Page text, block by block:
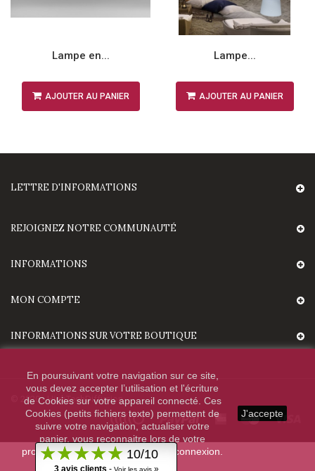
Lampe en...
AJOUTER AU PANIER
Lampe...
AJOUTER AU PANIER
LETTRE D'INFORMATIONS
REJOIGNEZ NOTRE COMMUNAUTÉ
INFORMATIONS
MON COMPTE
INFORMATIONS SUR VOTRE BOUTIQUE
En poursuivant votre navigation sur ce site,
vous devez accepter l’utilisation et l'écriture
de Cookies sur votre appareil connecté. Ces
Cookies (petits fichiers texte) permettent de
suivre votre navigation, actualiser votre
panier, vous reconnaitre lors de votre
prochaine visite et sécuriser votre connexion.
J'accepte
© 2020 - HighTechDiffusion.